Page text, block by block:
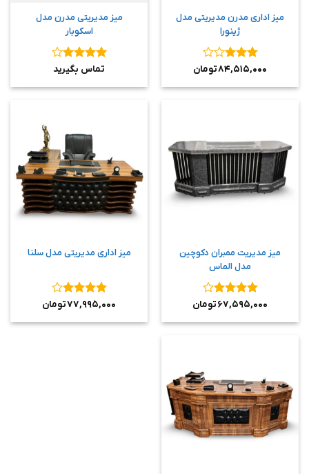
میز اداری مدرن مدیریتی مدل
ژینورا
نمره۳
۸۴,۵۱۵,۰۰۰تومان
میز مدیریتی مدرن مدل
اسکوبار
نمره ۴
تماس بگیرید
میز مدیریت ممبران دکوچین
مدل الماس
نمره۴
۶۷,۵۹۵,۰۰۰تومان
میز اداری مدیریتی مدل سلنا
نمره۴
۷۷,۹۹۵,۰۰۰تومان